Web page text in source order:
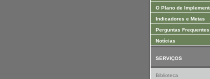
O Plano de
Indicadores e Metas
Perguntas Frequentes
Notícias
SERVIÇOS
Biblioteca